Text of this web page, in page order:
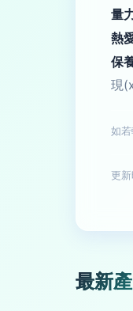
量
熱
保
現
如
更
最新